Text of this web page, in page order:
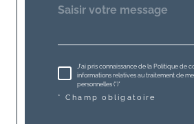
J'ai pris connaissance de la Politique de
informations relatives au traitement de
personnelles (*)*
* Champ obligatoire